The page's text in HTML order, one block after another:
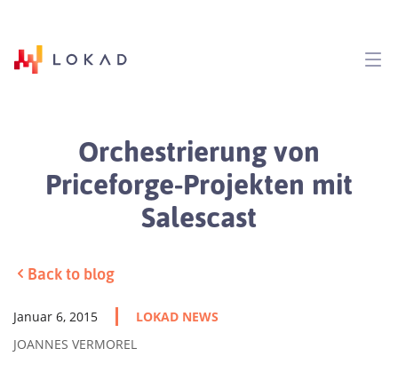
Orchestrierung von
Priceforge-Projekten mit
Salescast
Back to blog
Januar 6, 2015
LOKAD NEWS
JOANNES VERMOREL